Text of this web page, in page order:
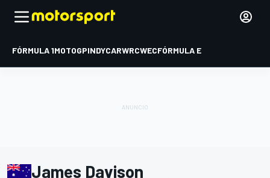
FÓRMULA 1MOTOGPINDYCARWRCWECFÓRMULA E
James Davison